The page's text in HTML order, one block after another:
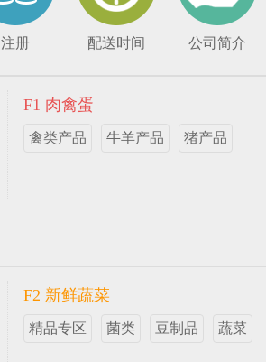
注册 配送时间 公司简介
F1 肉禽蛋
禽类产品 牛羊产品 猪产品
F2 新鲜蔬菜
精品专区 菌类 豆制品 蔬菜